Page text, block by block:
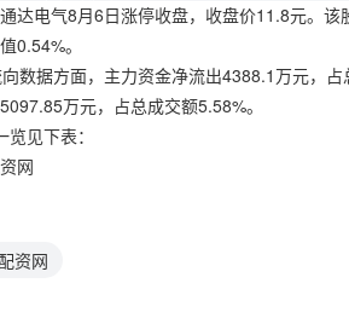
达电气8月6日涨停收盘，收盘价11.8元。
0.54%。
数据方面，主力资金净流出4388.1万元，
万元，占总成交额5.58%。
见下表：
网
资网